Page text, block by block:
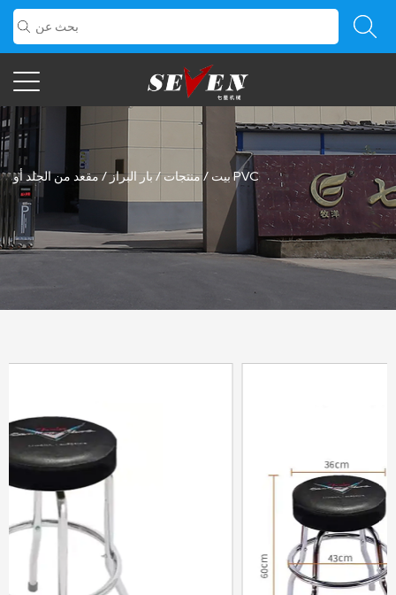
بيت /منتجات/بار البراز/ مقعد من الجلد أو PVC